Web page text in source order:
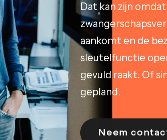
Dat kan zijn
aankomt en de
sleutelfunctie
gevuld raakt. Of
gepland.
Neem